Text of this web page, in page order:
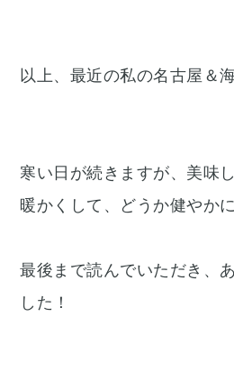
以上、最近の私の名古屋＆
寒い日が続きますが、美味
暖かくして、どうか健やか
最後まで読んでいただき、
した！